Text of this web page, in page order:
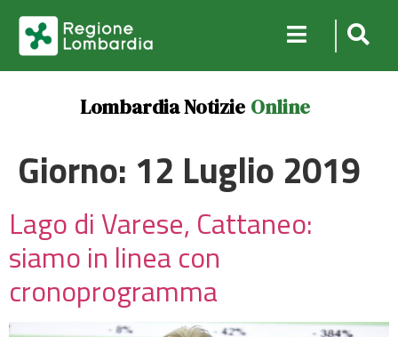
Lombardia Notizie Online
Giorno: 12 Luglio 2019
Lago di Varese, Cattaneo:
siamo in linea con
cronoprogramma